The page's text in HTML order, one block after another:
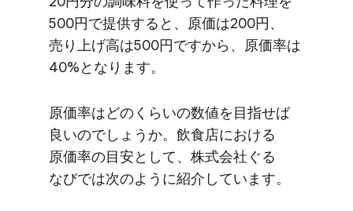
500円で​提供すると、​原価は​200円、​
売り上げ高は​500円ですから、​原価率は​
40%と​なります。
原価率は​どの​くらいの​数値を​目指せば​
良いのでしょうか。​飲食店に​おける​
原価率の​目安と​して、​株式会社ぐる​
なびでは​次のように​紹介しています。